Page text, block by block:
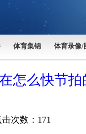
体育集锦 体育录像/
怎么快节
次数：171